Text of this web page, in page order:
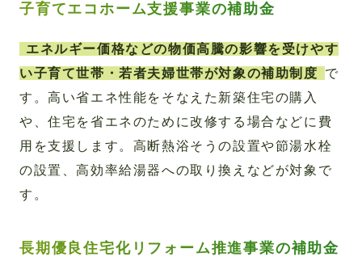
子育てエコホーム支援事業の補助金
エネルギー価格などの物価高騰の影響を受けやす
い子育て世帯・若者夫婦世帯が対象の補助制度
で
す。高い省エネ性能をそなえた新築住宅の購入
や、住宅を省エネのために改修する場合などに費
用を支援します。高断熱浴そうの設置や節湯水栓
の設置、高効率給湯器への取り換えなどが対象で
す。
長期優良住宅化リフォーム推進事業の補助金